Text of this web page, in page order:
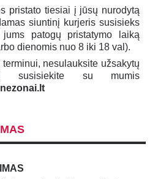
pristato tiesiai į jūsų nurodytą
siuntinį kurjeris susisieks
patogų pristatymo laiką
dienomis nuo 8 iki 18 val).
nesulauksite užsakytų
susisiekite su mumis